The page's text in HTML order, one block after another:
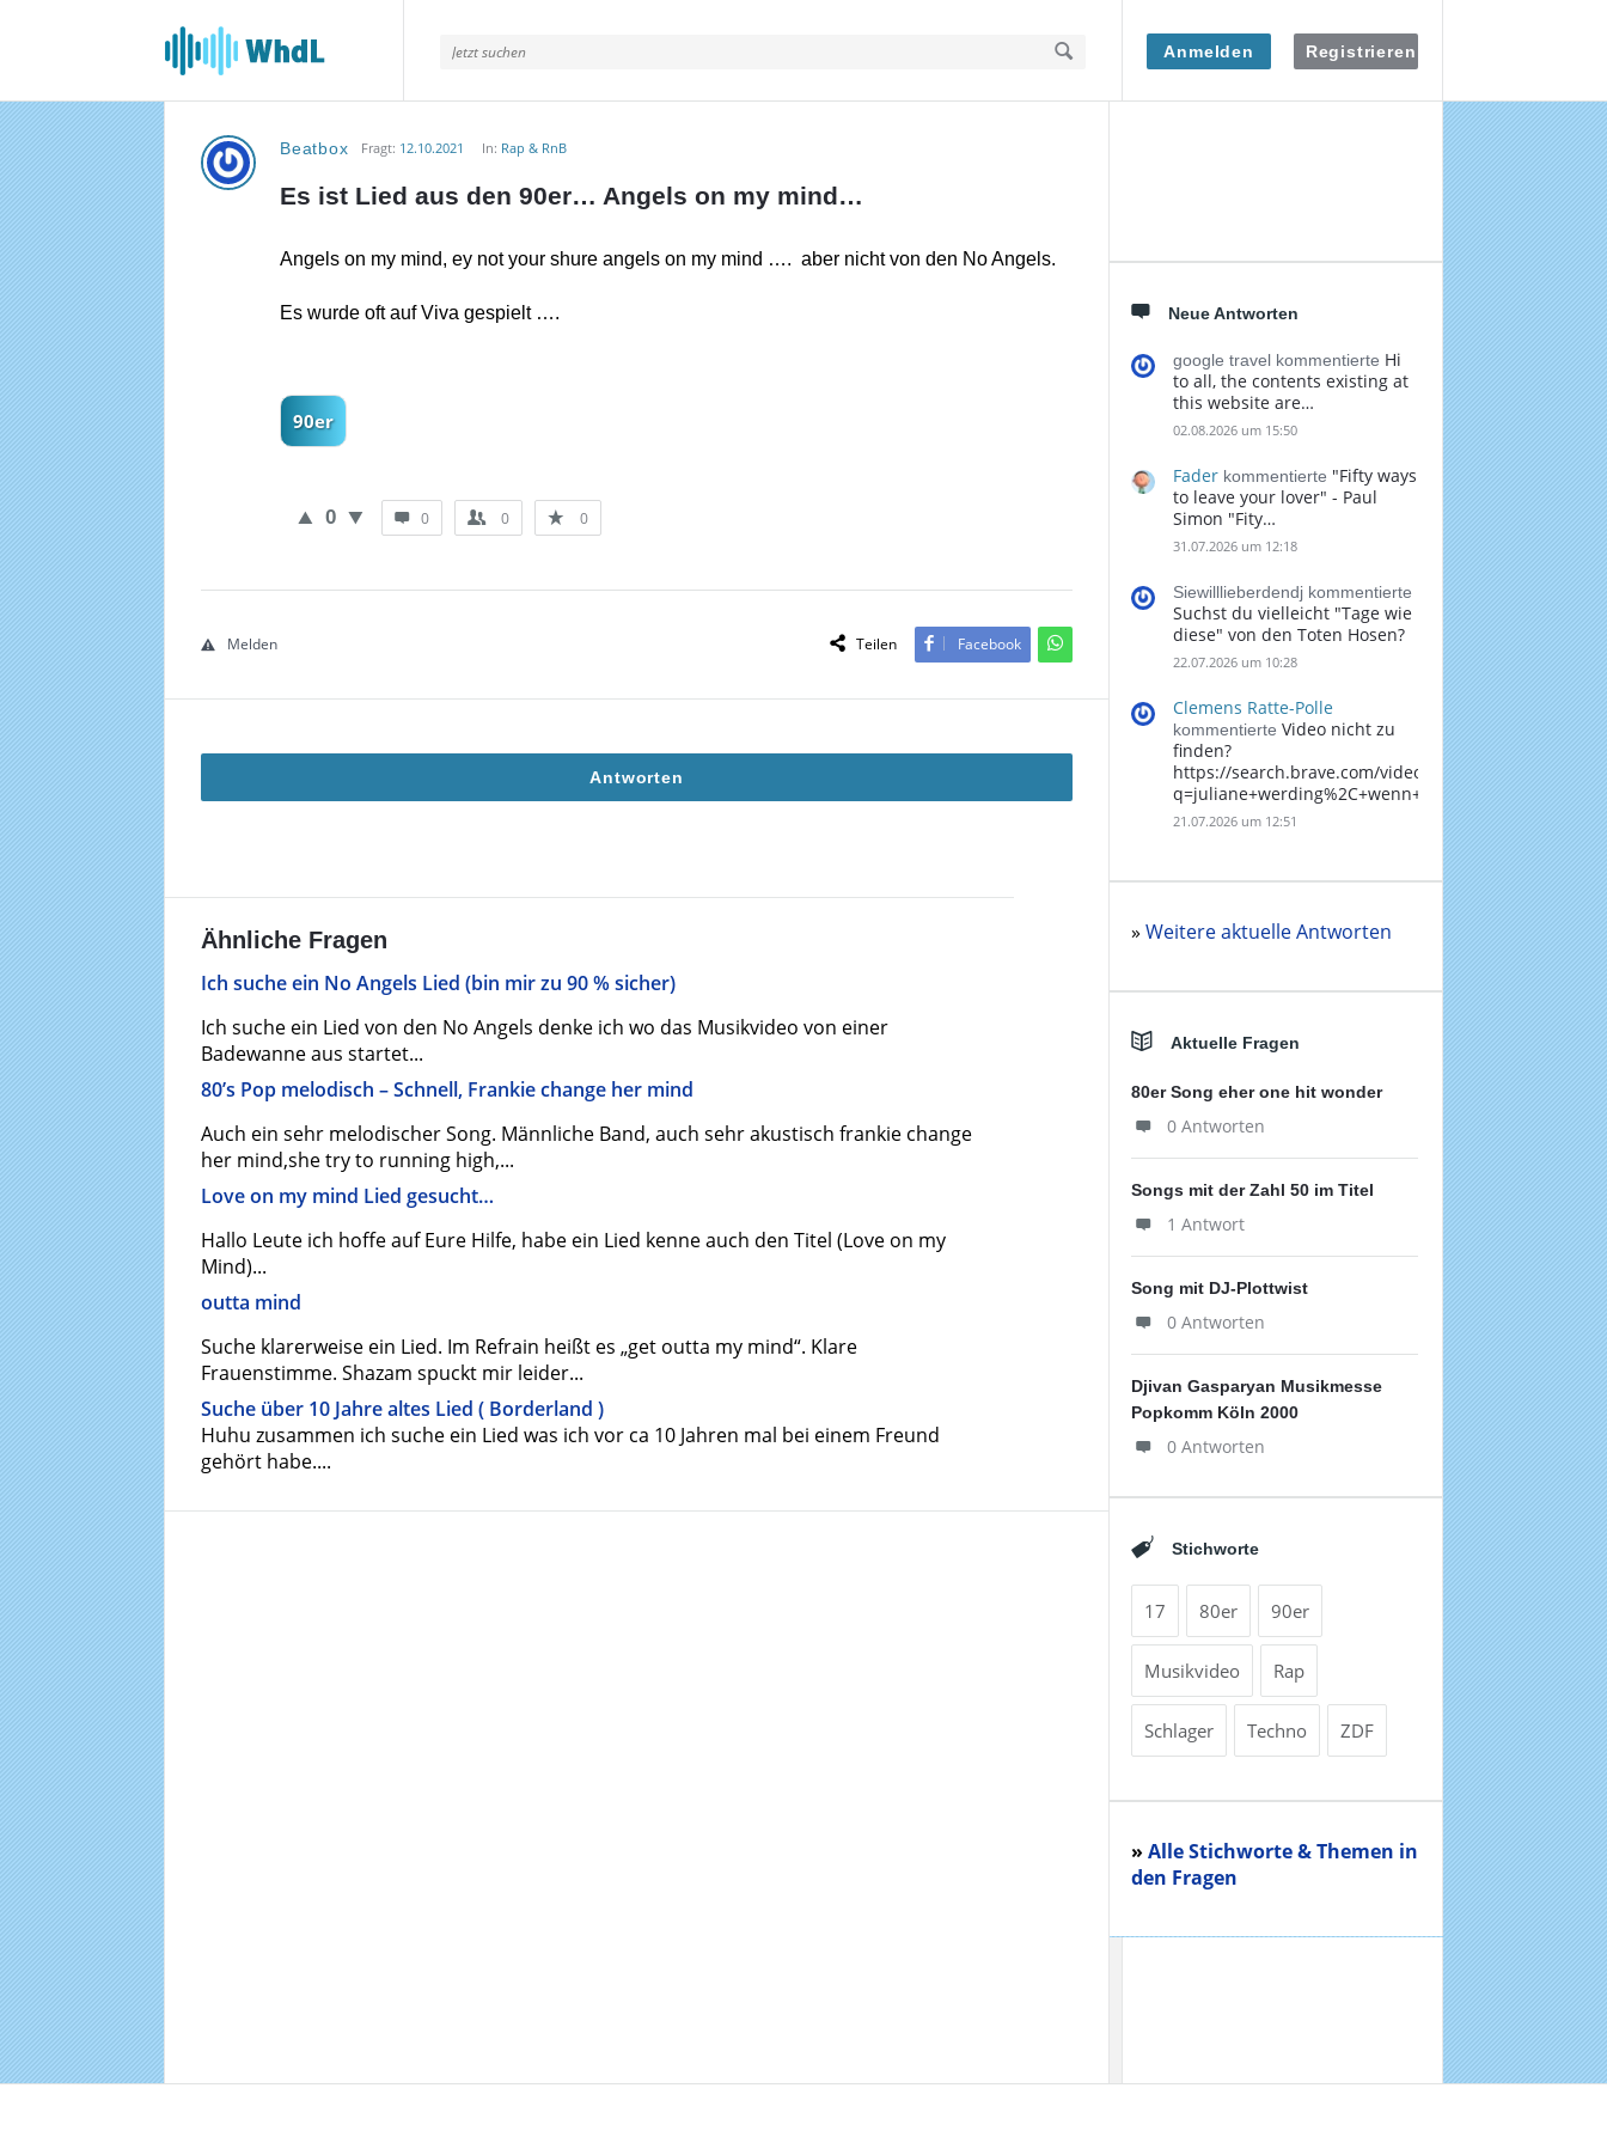
Anmelden Registrieren
Musikforum
von
Musikforum
WieheisstdasLied.de
Neueste
Beatbox Fragt: 12.10.2021 In: Rap & RnB
Es ist Lied aus den 90er… Angels on my mind…
Angels on my mind, ey not your shure angels on my mind …. aber nicht von den No Angels.
Es wurde oft auf Viva gespielt ….
90er
0 0 0 0
Teilen Facebook
Melden
Antworten
Ähnliche Fragen
Ich suche ein No Angels Lied (bin mir zu 90 % sicher)
Ich suche ein Lied von den No Angels denke ich wo das Musikvideo von einer
Badewanne aus startet...
80’s Pop melodisch – Schnell, Frankie change her mind
Auch ein sehr melodischer Song. Männliche Band, auch sehr akustisch frankie change
her mind,she try to running high,...
Love on my mind Lied gesucht…
Hallo Leute ich hoffe auf Eure Hilfe, habe ein Lied kenne auch den Titel (Love on my
Mind)...
outta mind
Suche klarerweise ein Lied. Im Refrain heißt es „get outta my mind“. Klare
Frauenstimme. Shazam spuckt mir leider...
Suche über 10 Jahre altes Lied ( Borderland )
Huhu zusammen ich suche ein Lied was ich vor ca 10 Jahren mal bei einem Freund
gehört habe....
Seitenleiste
Neue Antworten
google travel kommentierte Hi
to all, the contents existing at
this website are…
02.08.2026 um 15:50
Fader kommentierte "Fifty ways
to leave your lover" - Paul
Simon "Fity…
31.07.2026 um 12:18
Siewilllieberdendj kommentierte
Suchst du vielleicht "Tage wie
diese" von den Toten Hosen?
22.07.2026 um 10:28
Clemens Ratte-Polle
kommentierte Video nicht zu
finden?
https://search.brave.com/videos?
21.07.2026 um 12:51
» Weitere aktuelle Antworten
Aktuelle Fragen
80er Song eher one hit wonder
0 Antworten
Songs mit der Zahl 50 im Titel
1 Antwort
Song mit DJ-Plottwist
0 Antworten
Djivan Gasparyan Musikmesse
Popkomm Köln 2000
0 Antworten
Stichworte
17 80er 90er
Musikvideo Rap
Schlager Techno ZDF
» Alle Stichworte & Themen in
den Fragen